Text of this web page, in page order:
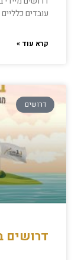
עובדים
קרא עוד »
דרושים
דרושים